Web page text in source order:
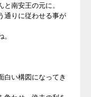
南安王の元に。
通りに従わせる事が
白い構図になってき